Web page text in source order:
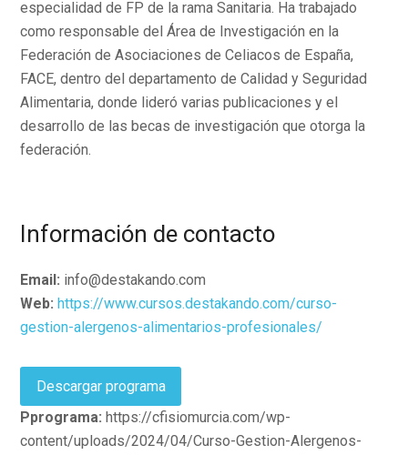
especialidad de FP de la rama Sanitaria. Ha trabajado
como responsable del Área de Investigación en la
Federación de Asociaciones de Celiacos de España,
FACE, dentro del departamento de Calidad y Seguridad
Alimentaria, donde lideró varias publicaciones y el
desarrollo de las becas de investigación que otorga la
federación.
Información de contacto
Email: info@destakando.com
Web: https://www.cursos.destakando.com/curso-
gestion-alergenos-alimentarios-profesionales/
Descargar programa
Pprograma: https://cfisiomurcia.com/wp-
content/uploads/2024/04/Curso-Gestion-Alergenos-